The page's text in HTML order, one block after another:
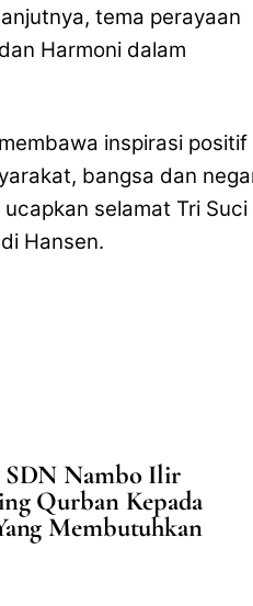
tema perayaan
Harmoni dalam
inspirasi positif
bangsa dan
selamat Tri Suci
Hansen.
SDN Nambo Ilir
Qurban Kepada
Membutuhkan